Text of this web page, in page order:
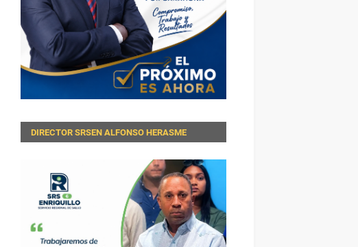
DIRECTOR SRSEN ALFONSO HERASME